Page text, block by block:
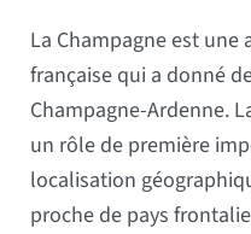
La Champagne est
française qui a donné
Champagne-Ardenne.
un rôle de première
localisation
proche de pays